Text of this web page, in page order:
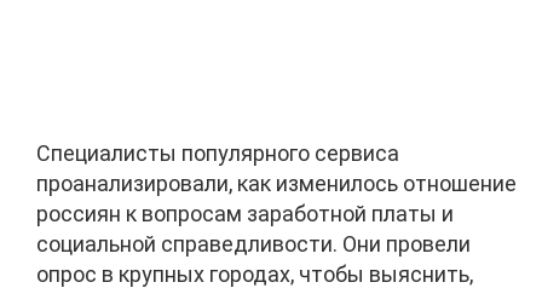
Специалисты популярного сервиса
проанализировали, как изменилось отношение
россиян к вопросам заработной платы и
социальной справедливости. Они провели
опрос в крупных городах, чтобы выяснить,